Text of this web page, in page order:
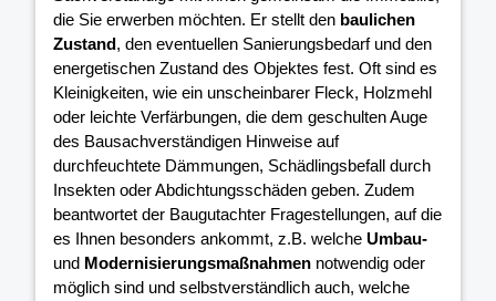
die Sie erwerben möchten. Er stellt den baulichen
Zustand, den eventuellen Sanierungsbedarf und den
energetischen Zustand des Objektes fest. Oft sind es
Kleinigkeiten, wie ein unscheinbarer Fleck, Holzmehl
oder leichte Verfärbungen, die dem geschulten Auge
des Bausachverständigen Hinweise auf
durchfeuchtete Dämmungen, Schädlingsbefall durch
Insekten oder Abdichtungsschäden geben. Zudem
beantwortet der Baugutachter Fragestellungen, auf die
es Ihnen besonders ankommt, z.B. welche Umbau-
und Modernisierungsmaßnahmen notwendig oder
möglich sind und selbstverständlich auch, welche